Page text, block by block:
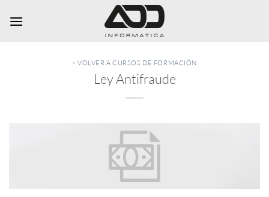
< VOLVER A CURSOS DE FORMACIÓN
Ley Antifraude